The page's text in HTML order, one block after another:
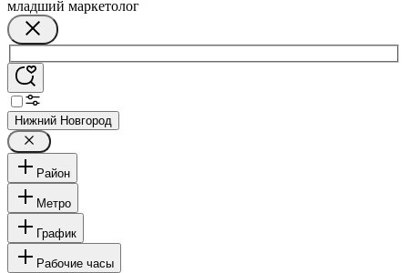
младший маркетолог
Нижний Новгород
Район
Метро
График
Рабочие часы